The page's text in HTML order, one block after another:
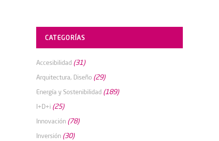
CATEGORÍAS
Accesibilidad (31)
Arquitectura, Diseño (29)
Energía y Sostenibilidad (189)
I+D+i (25)
Innovación (78)
Inversión (30)